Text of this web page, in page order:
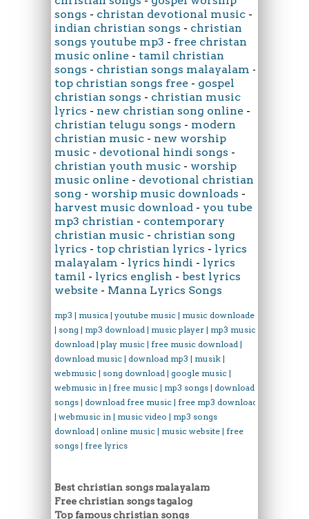
songs - christan devotional music -
indian christian songs - christian
songs youtube mp3 - free christan
music online - tamil christian
songs - christian songs malayalam -
top christian songs free - gospel
christian songs - christian music
lyrics - new christian song online -
christian telugu songs - modern
christian music - new worship
music - devotional hindi songs -
christian youth music - worship
music online - devotional christian
song - worship music downloads -
harvest music download - you tube
mp3 christian - contemporary
christian music - christian song
lyrics - top christian lyrics - lyrics
malayalam - lyrics hindi - lyrics
tamil - lyrics english - best lyrics
website - Manna Lyrics Songs
mp3 | musica | youtube music | music downloader
| song | mp3 download | music player | mp3 music
download | play music | free music download |
download music | download mp3 | musik |
webmusic | song download | google music |
webmusic in | free music | mp3 songs | download
songs | download free music | free mp3 download
| webmusic in | music video | mp3 songs
download | online music | music website | free
songs | free lyrics
Best christian songs malayalam
Free christian songs tagalog
Top famous christian songs